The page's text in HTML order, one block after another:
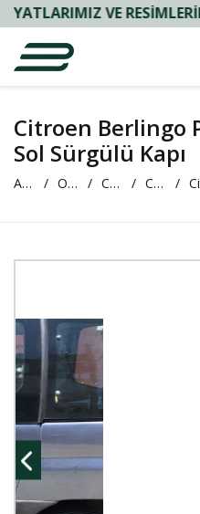
VE RESIMLERIMIZ
Citroen Berlingo
Sol Sürgülü Kapı
Anasayfa Oto Çıkma ve Yedek Parça CİTROEN CİTREOEN Berlingo